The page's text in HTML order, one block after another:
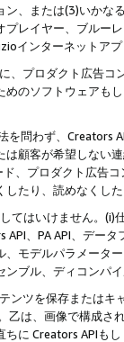
、または(3)いか
レイヤー、ブルー
インターネットア
、プロダクト広告
のソフトウェアも
問わず、Creators
顧客が希望しない
、プロダクト広告
たり、読めなくし
てはいけません。
、PA API、デー
モデルパラメータ
ブル、ディコンパ
ンツを保存または
乙は、画像で構成
に Creators APIも